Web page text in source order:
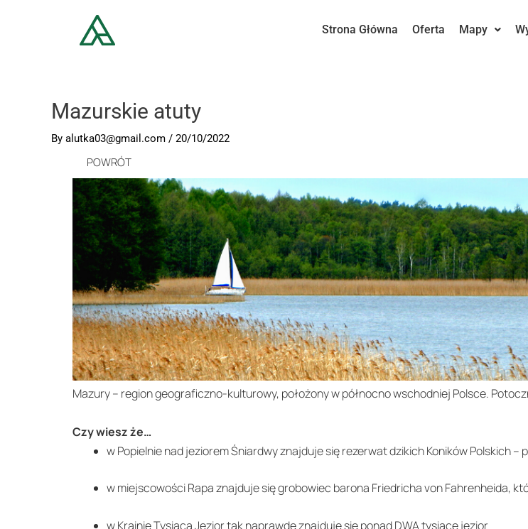
Strona Główna Oferta Mapy
Mazurskie atuty
By alutka03@gmail.com / 20/10/2022
POWRÓT
Mazury – region geograficzno-kulturowy, położony w północno wschodniej Polsce.
Czy wiesz że…
w Popielnie nad jeziorem Śniardwy znajduje się rezerwat dzikich Koników Polskich
w miejscowości Rapa znajduje się grobowiec barona Friedricha von Fahrenheida,
w Krainie Tysiąca Jezior tak naprawdę znajduje się ponad DWA tysiące jezior